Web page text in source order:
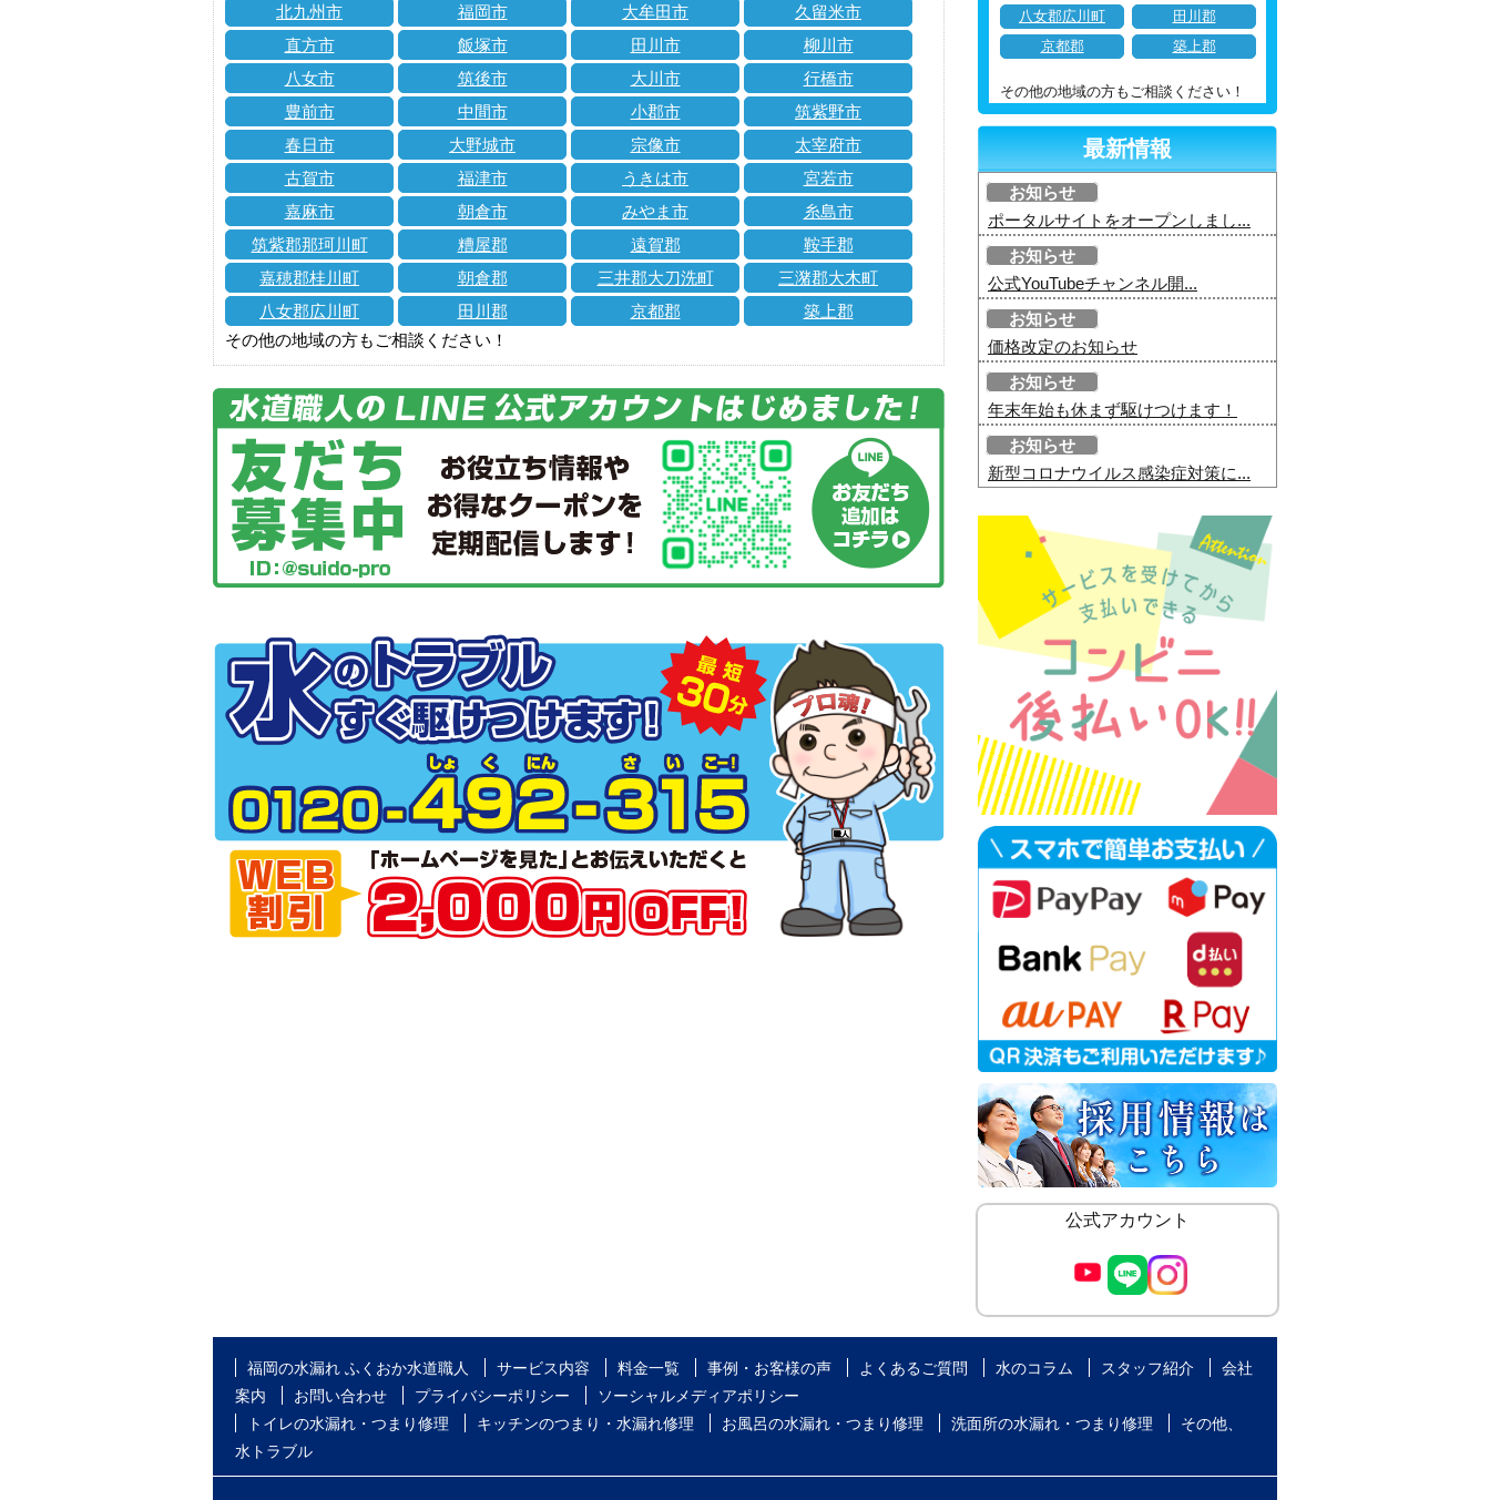
北九州市
福岡市 大牟田市
久留米市
直方市
飯塚市 田川市
柳川市
八女市
筑後市 大川市
行橋市
豊前市
中間市 小郡市
筑紫野市
春日市
大野城市 宗像市
太宰府市
古賀市
福津市 うきは市
宮若市
嘉麻市
朝倉市 みやま市
糸島市
筑紫郡那珂川町
糟屋郡 遠賀郡
鞍手郡
嘉穂郡桂川町
朝倉郡 三井郡大刀洗町
三潴郡大木町
八女郡広川町
田川郡 京都郡
築上郡
その他の地域の方もご相談ください！
八女郡広川町
田川郡
京都郡
築上郡
その他の地域の方もご相談ください！
最新情報
お知らせ
ポータルサイトをオープンしまし...
お知らせ
公式YouTubeチャンネル開...
お知らせ
価格改定のお知らせ
お知らせ
年末年始も休まず駆けつけます！
お知らせ
新型コロナウイルス感染症対策に...
公式アカウント
福岡の水漏れ ふくおか水道職人 サービス内容 料金一覧 事例・お客様の声 よくあるご質問 水のコラム スタッフ紹介
会社
案内
お問い合わせ プライバシーポリシー
ソーシャルメディアポリシー
トイレの水漏れ・つまり修理
キッチンのつまり・水漏れ修理 お風呂の水漏れ・つまり修理 洗面所の水漏れ・つまり修理
その他、
水トラブル